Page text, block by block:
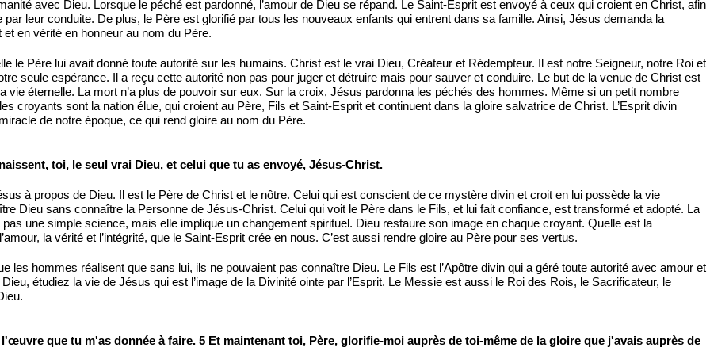
avec Dieu. Lorsque le péché est pardonné, l’amour de Dieu se répand. Le Saint-Esprit est envoyé à ceux qui croient en Christ, afin
leur conduite. De plus, le Père est glorifié par tous les nouveaux enfants qui entrent dans sa famille. Ainsi, Jésus demanda la
en vérité en honneur au nom du Père.
le Père lui avait donné toute autorité sur les humains. Christ est le vrai Dieu, Créateur et Rédempteur. Il est notre Seigneur, notre Roi et
seule espérance. Il a reçu cette autorité non pas pour juger et détruire mais pour sauver et conduire. Le but de la venue de Christ est
vie éternelle. La mort n’a plus de pouvoir sur eux. Sur la croix, Jésus pardonna les péchés des hommes. Même si un petit nombre
croyants sont la nation élue, qui croient au Père, Fils et Saint-Esprit et continuent dans la gloire salvatrice de Christ. L’Esprit divin
de notre époque, ce qui rend gloire au nom du Père.
toi, le seul vrai Dieu, et celui que tu as envoyé, Jésus-Christ.
à propos de Dieu. Il est le Père de Christ et le nôtre. Celui qui est conscient de ce mystère divin et croit en lui possède la vie
Dieu sans connaître la Personne de Jésus-Christ. Celui qui voit le Père dans le Fils, et lui fait confiance, est transformé et adopté. La
une simple science, mais elle implique un changement spirituel. Dieu restaure son image en chaque croyant. Quelle est la
la vérité et l’intégrité, que le Saint-Esprit crée en nous. C’est aussi rendre gloire au Père pour ses vertus.
les hommes réalisent que sans lui, ils ne pouvaient pas connaître Dieu. Le Fils est l’Apôtre divin qui a géré toute autorité avec amour et
étudiez la vie de Jésus qui est l’image de la Divinité ointe par l’Esprit. Le Messie est aussi le Roi des Rois, le Sacrificateur, le
que tu m'as donnée à faire. 5 Et maintenant toi, Père, glorifie-moi auprès de toi-même de la gloire que j'avais auprès de